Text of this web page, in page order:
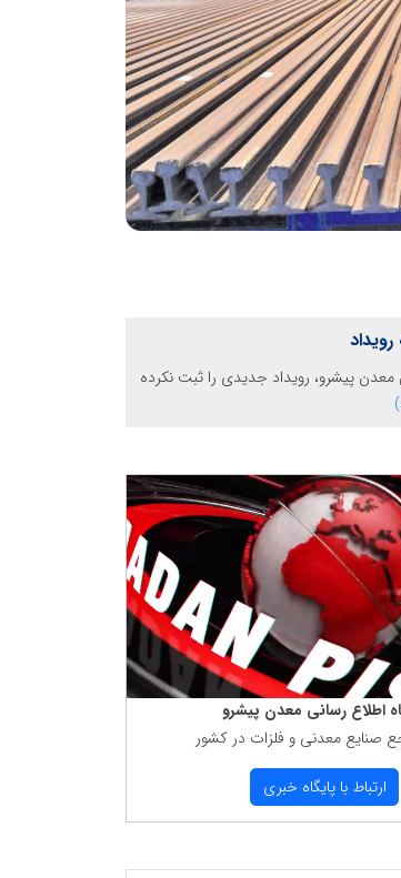
معدن پیشرو، رویداد جدیدی را ثبت نکرده
اطلاع رسانی معدن پیشرو
صنایع معدنی و فلزات در كشور
ارتباط با پایگاه خبری